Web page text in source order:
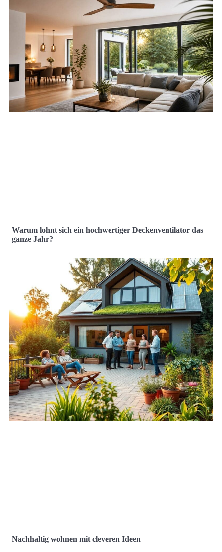
Warum lohnt sich ein hochwertiger Deckenventilator das
ganze Jahr?
Nachhaltig wohnen mit cleveren Ideen